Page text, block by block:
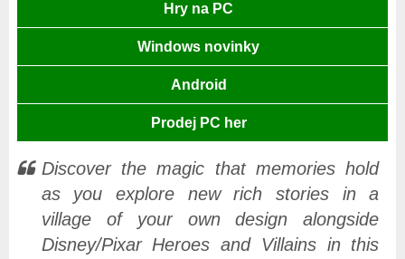
Hry na PC
Windows novinky
Android
Prodej PC her
Discover the magic that memories hold
as you explore new rich stories in a
village of your own design alongside
Disney/Pixar Heroes and Villains in this